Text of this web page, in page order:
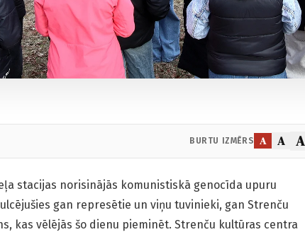
BURTU IZMĒRS A A A
stacijas norisinājās komunistiskā genocīda upuru
gan represētie un viņu tuvinieki, gan Strenču
kas vēlējās šo dienu pieminēt. Strenču kultūras centra